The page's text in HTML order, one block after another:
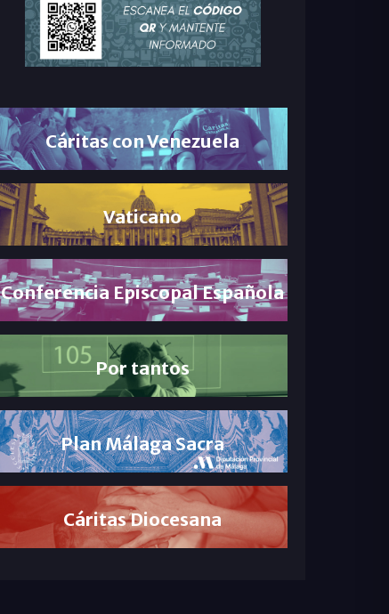
Cáritas con Venezuela
Vaticano
Conferencia Episcopal Española
Por tantos
Plan Málaga Sacra
Cáritas Diocesana